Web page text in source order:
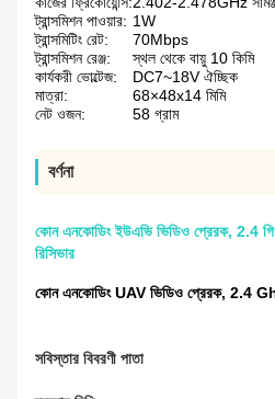
ট্রান্সমিশন পাওয়ার: 1W
ট্রান্সমিটিং রেট:
70Mbps
ট্রান্সমিশন রেঞ্জ:
স্থল থেকে বায়ু 10 কিমি
কার্যকরী ভোল্টেজ:
DC7~18V ঐচ্ছিক
মাত্রা:
68×48x14 মিমি
নেট ওজন:
58 গ্রাম
বর্ণনা
কোন এনকোডিং ইউএভি ভিডিও প্রেরক, 2.4
রিসিভার
কোন এনকোডিং UAV ভিডিও প্রেরক, 2.4 Ghz
সবিস্তার বিবরণী পাতা